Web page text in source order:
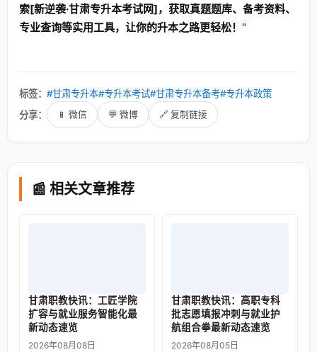
索[新逆袭·甘肃专升本考试网]，获取真题题库、备考资料、
专业查询等实用工具，让你的升本之路更轻松！ "
标签： #甘肃专升本#专升本考试#甘肃专升本备考#专升本政策
分享：
📱 微信 💬 微博 🔗 复制链接
📰 相关文章推荐
甘肃职教快讯：工匠学院
扩容与就业服务智能化最
新动态速览
2026年08月08日
甘肃职教快讯：高职专科
批志愿填报冲刺与就业护
航组合拳最新动态速览
2026年08月05日